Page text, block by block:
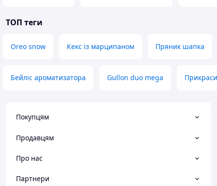
ТОП теги
Oreo snow Кекс із марципаном Пряник шапка
Бейліс ароматизатора Gullon duo mega
Покупцям
Продавцям
Про нас
Партнери